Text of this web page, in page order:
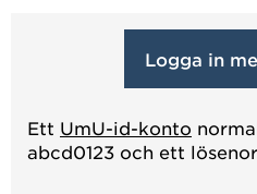
Logga in
Ett UmU-id-konto
abcd0123 och ett